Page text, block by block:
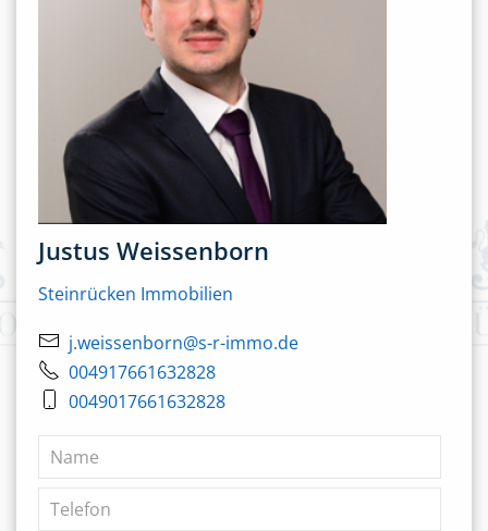
Justus Weissenborn
Steinrücken Immobilien
j.weissenborn@s-r-immo.de
004917661632828
0049017661632828